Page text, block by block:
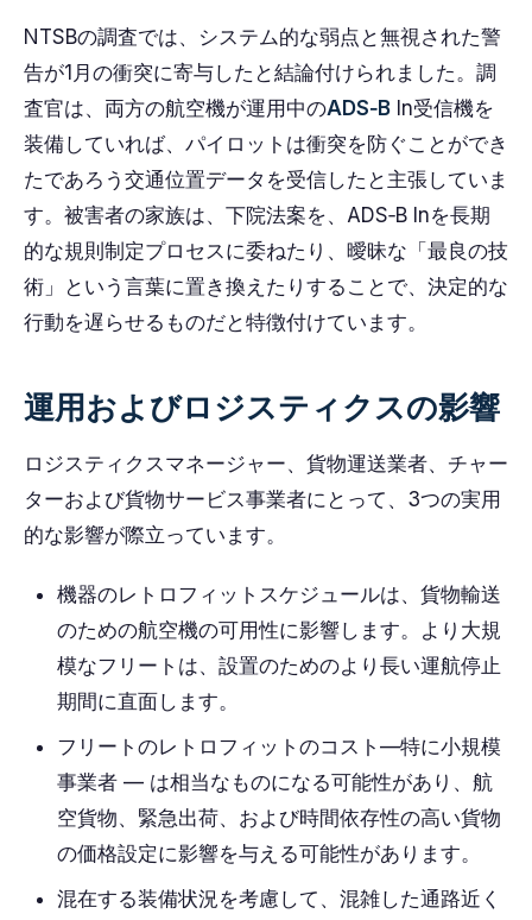
NTSBの調査では、システム的な弱点と無視された警
告が1月の衝突に寄与したと結論付けられました。調
査官は、両方の航空機が運用中のADS‑B In受信機を
装備していれば、パイロットは衝突を防ぐことができ
たであろう交通位置データを受信したと主張していま
す。被害者の家族は、下院法案を、ADS‑B Inを長期
的な規則制定プロセスに委ねたり、曖昧な「最良の技
術」という言葉に置き換えたりすることで、決定的な
行動を遅らせるものだと特徴付けています。
運用およびロジスティクスの影響
ロジスティクスマネージャー、貨物運送業者、チャー
ターおよび貨物サービス事業者にとって、3つの実用
的な影響が際立っています。
機器のレトロフィットスケジュールは、貨物輸送
のための航空機の可用性に影響します。より大規
模なフリートは、設置のためのより長い運航停止
期間に直面します。
フリートのレトロフィットのコスト—特に小規模
事業者 — は相当なものになる可能性があり、航
空貨物、緊急出荷、および時間依存性の高い貨物
の価格設定に影響を与える可能性があります。
混在する装備状況を考慮して、混雑した通路近く